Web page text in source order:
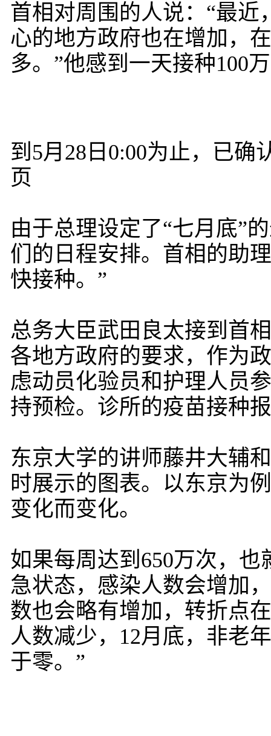
首相对周围的人说：“最
心的地方政府也在增加，
多。”他感到一天接种100
到5月28日0:00为止，已
页
由于总理设定了“七月底”
们的日程安排。首相的助
快接种。”
总务大臣武田良太接到首
各地方政府的要求，作为
虑动员化验员和护理人员
持预检。诊所的疫苗接种
东京大学的讲师藤井大辅
时展示的图表。以东京为
变化而变化。
如果每周达到650万次，
急状态，感染人数会增加
数也会略有增加，转折点
人数减少，12月底，非老
于零。”